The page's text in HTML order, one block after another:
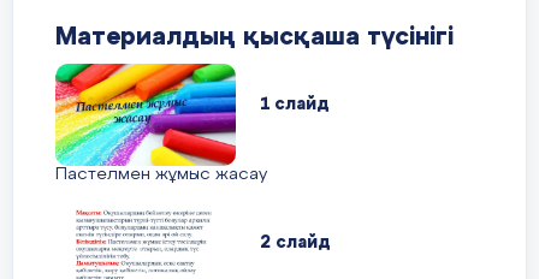
Сабақтың
ортасы
25 мин
Бейнефильм көрсету.
Сынып екі командаға
Материалдың қысқаша түсінігі
1 слайд
Пастелмен жұмыс жасау
2 слайд